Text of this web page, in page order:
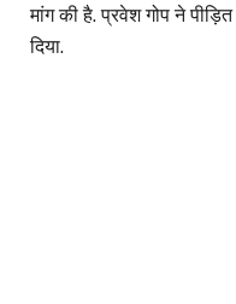
मांग की है. प्रवेश गोप ने
दिया.